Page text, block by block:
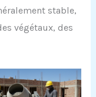
stable,
végétaux, des